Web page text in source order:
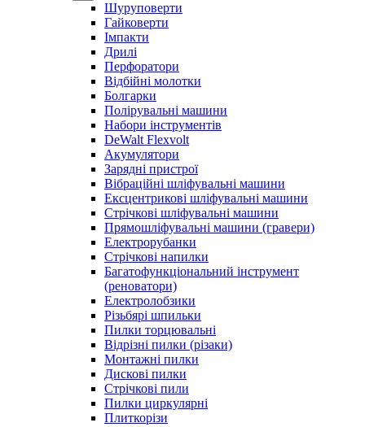
Шуруповерти
Гайковерти
Імпакти
Дрилі
Перфоратори
Відбійні молотки
Болгарки
Полірувальні машини
Набори інструментів
DeWalt Flexvolt
Акумулятори
Зарядні пристрої
Вібраційні шліфувальні машини
Ексцентрикові шліфувальні машини
Стрічкові шліфувальні машини
Прямошліфувальні машини (гравери)
Електрорубанки
Стрічкові напилки
Багатофункціональний інструмент
(реноватори)
Електролобзики
Різьбярі шпильки
Пилки торцювальні
Відрізні пилки (різаки)
Монтажні пилки
Дискові пилки
Стрічкові пили
Пилки циркулярні
Плиткорізи